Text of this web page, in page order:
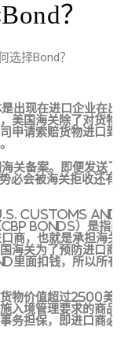
？
选择Bond？
出现在进口企业在出
美国海关除了对货物
申请索赔货物进口到
关备案。即便发送了
必会被海关拒收还有
U.S. Customs and
Bonds）是指美
商，也就是承担海关
海关为了预防进口商
里面扣钱，所以所有
物价值超过2500美
入境管理要求的商品
务担保，即进口商必